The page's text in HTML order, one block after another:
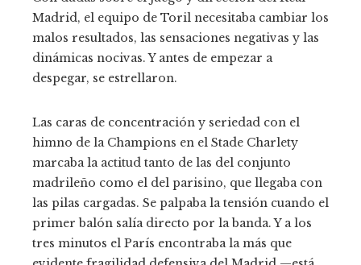
Madrid, el equipo de Toril necesitaba cambiar los
malos resultados, las sensaciones negativas y las
dinámicas nocivas. Y antes de empezar a
despegar, se estrellaron.
Las caras de concentración y seriedad con el
himno de la Champions en el Stade Charlety
marcaba la actitud tanto de las del conjunto
madrileño como el del parisino, que llegaba con
las pilas cargadas. Se palpaba la tensión cuando el
primer balón salía directo por la banda. Y a los
tres minutos el París encontraba la más que